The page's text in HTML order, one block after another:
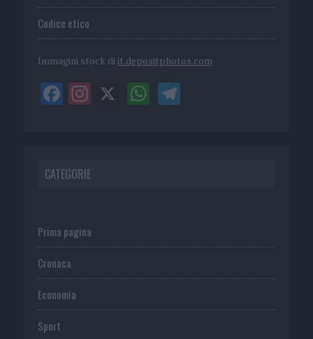
Codice etico
Immagini stock di it.depositphotos.com
CATEGORIE
Prima pagina
Cronaca
Economia
Sport